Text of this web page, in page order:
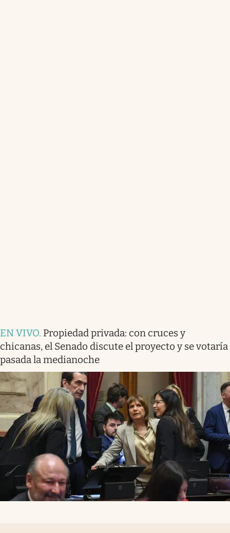
EN VIVO. Propiedad privada: con cruces y
chicanas, el Senado discute el proyecto y se votaría
pasada la medianoche